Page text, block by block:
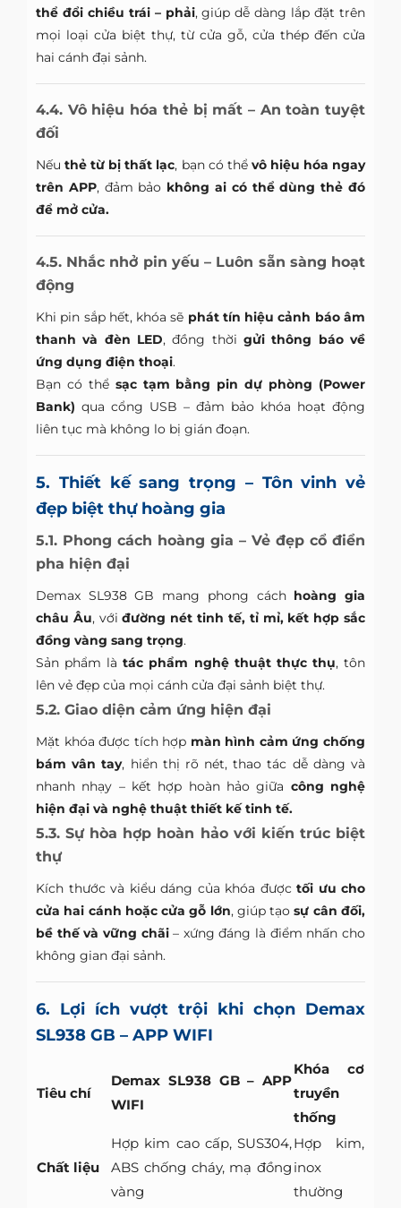
thể đổi chiều trái – phải, giúp dễ dàng lắp đặt trên
mọi loại cửa biệt thự, từ cửa gỗ, cửa thép đến cửa
hai cánh đại sảnh.
4.4. Vô hiệu hóa thẻ bị mất – An toàn tuyệt
đối
Nếuthẻ từ bị thất lạc, bạn có thể vô hiệu hóa ngay
trên APP, đảm bảo không ai có thể dùng thẻ đó
để mở cửa.
4.5. Nhắc nhở pin yếu – Luôn sẵn sàng hoạt
động
Khi pin sắp hết, khóa sẽ phát tín hiệu cảnh báo âm
thanh và đèn LED, đồng thời gửi thông báo về
ứng dụng điện thoại.
Bạn có thể sạc tạm bằng pin dự phòng (Power
Bank) qua cổng USB – đảm bảo khóa hoạt động
liên tục mà không lo bị gián đoạn.
5. Thiết kế sang trọng – Tôn vinh vẻ
đẹp biệt thự hoàng gia
5.1. Phong cách hoàng gia – Vẻ đẹp cổ điển
pha hiện đại
Demax SL938 GB mang phong cách hoàng gia
châu Âu, vớiđường nét tinh tế, tỉ mỉ, kết hợp sắc
đồng vàng sang trọng.
Sản phẩm làtác phẩm nghệ thuật thực thụ, tôn
lên vẻ đẹp của mọi cánh cửa đại sảnh biệt thự.
5.2. Giao diện cảm ứng hiện đại
Mặt khóa được tích hợp màn hình cảm ứng chống
bám vân tay, hiển thị rõ nét, thao tác dễ dàng và
nhanh nhạy – kết hợp hoàn hảo giữa công nghệ
hiện đại và nghệ thuật thiết kế tinh tế.
5.3. Sự hòa hợp hoàn hảo với kiến trúc biệt
thự
Kích thước và kiểu dáng của khóa được tối ưu cho
cửa hai cánh hoặc cửa gỗ lớn, giúp tạosự cân đối,
bề thế và vững chãi– xứng đáng là điểm nhấn cho
không gian đại sảnh.
6. Lợi ích vượt trội khi chọn Demax
SL938 GB – APP WIFI
Tiêu chí
Demax SL938 GB – APP
WIFI
Khóa cơ
truyền
thống
Chất liệu
Hợp kim cao cấp, SUS304,
ABS chống cháy, mạ đồng
vàng
Hợp kim,
inox
thường